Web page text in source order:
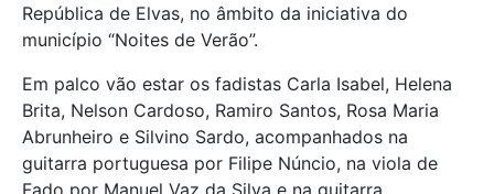
República de Elvas, no âmbito da iniciativa do
município “Noites de Verão”.
Em palco vão estar os fadistas Carla Isabel, Helena
Brita, Nelson Cardoso, Ramiro Santos, Rosa Maria
Abrunheiro e Silvino Sardo, acompanhados na
guitarra portuguesa por Filipe Núncio, na viola de
Fado por Manuel Vaz da Silva e na guitarra